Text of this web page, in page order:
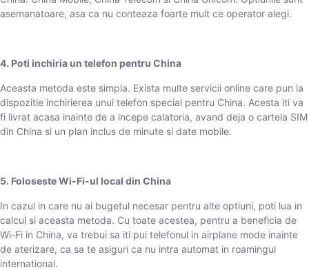
asemanatoare, asa ca nu conteaza foarte mult ce operator alegi.
4. Poti inchiria un telefon pentru China
Aceasta metoda este simpla. Exista multe servicii online care pun la
dispozitie inchirierea unui telefon special pentru China. Acesta iti va
fi livrat acasa inainte de a incepe calatoria, avand deja o cartela SIM
din China si un plan inclus de minute si date mobile.
5. Foloseste Wi-Fi-ul local din China
In cazul in care nu ai bugetul necesar pentru alte optiuni, poti lua in
calcul si aceasta metoda. Cu toate acestea, pentru a beneficia de
Wi-Fi in China, va trebui sa iti pui telefonul in airplane mode inainte
de aterizare, ca sa te asiguri ca nu intra automat in roamingul
international.